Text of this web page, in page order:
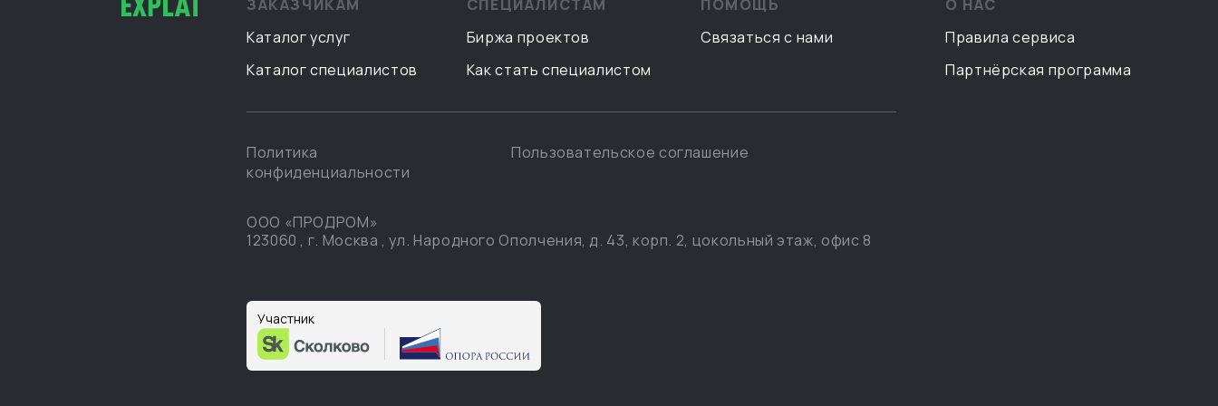
ЗАКАЗЧИКАМ
Каталог услуг
Каталог специалистов
СПЕЦИАЛИСТАМ
Биржа проектов
Как стать специалистом
ПОМОЩЬ
Связаться с нами
Политика
конфиденциальности
Пользовательское соглашение
ООО «ПРОДРОМ»
123060 , г. Москва ,ул. Народного Ополчения, д. 43, корп. 2, цокольный этаж, офис 8
Участник
О НАС
Правила сервиса
Партнёрская программа